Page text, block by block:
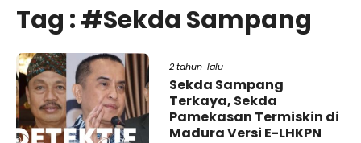
Tag : #Sekda Sampang
2 tahun lalu
Sekda Sampang
Terkaya, Sekda
Pamekasan Termiskin di
Madura Versi E-LHKPN